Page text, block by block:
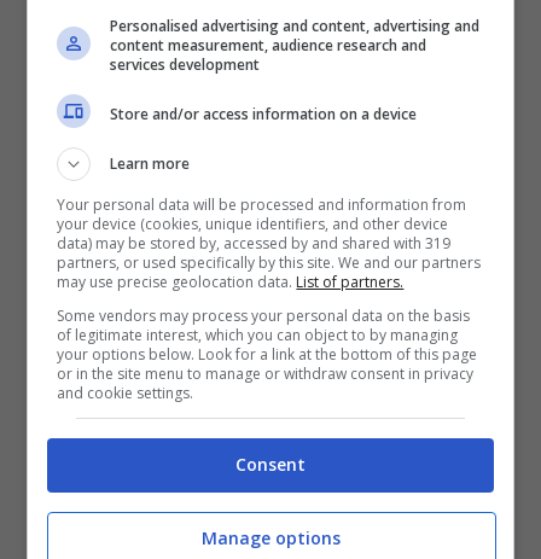
centrocampista più utilizzato dal Bologna
dopo il solito Remo Freuler.Moro è il 12esimo
uomo ideale: sempre pronto a sfruttare le sue
occasioni e diligente nel lavoro in
allenamento. Un’arma in più su cui tutte le
squadre vorrebbero contare.
La punizione con cui ha battuto Semper
l’altro ieri è valsa il momentaneo 2-0 e una
soddisfazione non indifferente per chi di
solito si trova lontano dai riflettori. Solo
da quando è a Bologna: non sarà un bomber,
anche senza gol Nikola aiuta sempre a
vincere.
Personalised advertising and content, advertising and
content measurement, audience research and
services development
Store and/or access information on a device
Learn more
Your personal data will be processed and information from
your device (cookies, unique identifiers, and other device
data) may be stored by, accessed by and shared with 319
partners, or used specifically by this site. We and our partners
may use precise geolocation data. List of partners.
Some vendors may process your personal data on the basis
of legitimate interest, which you can object to by managing
your options below. Look for a link at the bottom of this page
or in the site menu to manage or withdraw consent in privacy
and cookie settings.
Consent
Manage options